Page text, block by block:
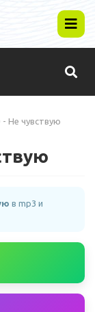
- Не чувствую
в mp3 и